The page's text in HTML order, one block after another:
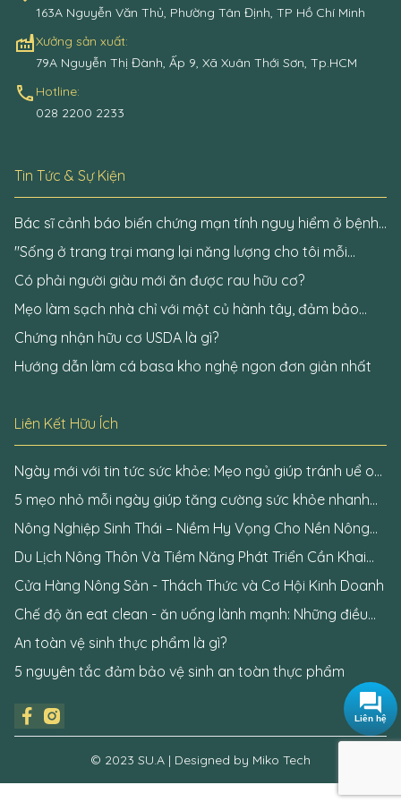
163A Nguyễn Văn Thủ, Phường Tân Định, TP Hồ Chí Minh
factoryXưởng sản xuất:
79A Nguyễn Thị Đành, Ấp 9, Xã Xuân Thới Sơn, Tp.HCM
call Hotline:
028 2200 2233
Tin Tức & Sự Kiện
Bác sĩ cảnh báo biến chứng mạn tính nguy hiểm ở bệnh
nhân đái tháo đường
"Sống ở trang trại mang lại năng lượng cho tôi mỗi
ngày"
Có phải người giàu mới ăn được rau hữu cơ?
Mẹo làm sạch nhà chỉ với một củ hành tây, đảm bảo
không còn một bóng virus Covid-19
Chứng nhận hữu cơ USDA là gì?
Hướng dẫn làm cá basa kho nghệ ngon đơn giản nhất
Liên Kết Hữu Ích
Ngày mới với tin tức sức khỏe: Mẹo ngủ giúp tránh uể oải
khi thức dậy
5 mẹo nhỏ mỗi ngày giúp tăng cường sức khỏe nhanh
chóng
Nông Nghiệp Sinh Thái – Niềm Hy Vọng Cho Nền Nông
Nghiệp Tương Lai
Du Lịch Nông Thôn Và Tiềm Năng Phát Triển Cần Khai
Phá
Cửa Hàng Nông Sản - Thách Thức và Cơ Hội Kinh Doanh
Chế độ ăn eat clean - ăn uống lành mạnh: Những điều
cần biết
An toàn vệ sinh thực phẩm là gì?
5 nguyên tắc đảm bảo vệ sinh an toàn thực phẩm
© 2023 SU.A | Designed by Miko Tech
Liên hệ